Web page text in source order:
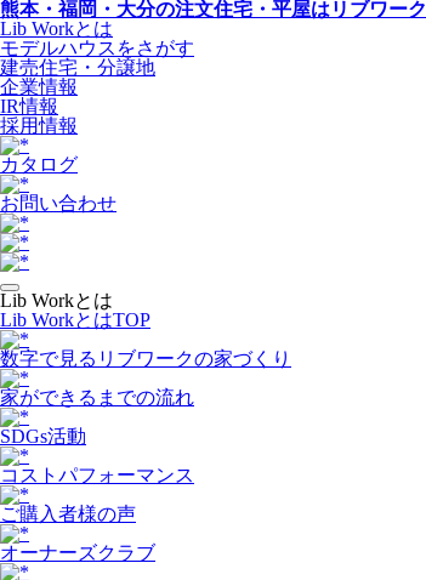
熊本・福岡・大分の注文住宅・平屋はリブワーク
Lib Workとは
モデルハウスをさがす
建売住宅・分譲地
企業情報
IR情報
採用情報
カタログ
お問い合わせ
Lib Workとは
Lib WorkとはTOP
数字で⾒るリブワークの家づくり
家ができるまでの流れ
SDGs活動
コストパフォーマンス
ご購入者様の声
オーナーズクラブ